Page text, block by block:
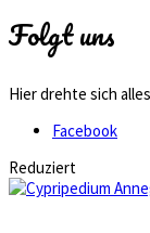
Folgt uns
Hier drehte sich
Facebook
Reduziert